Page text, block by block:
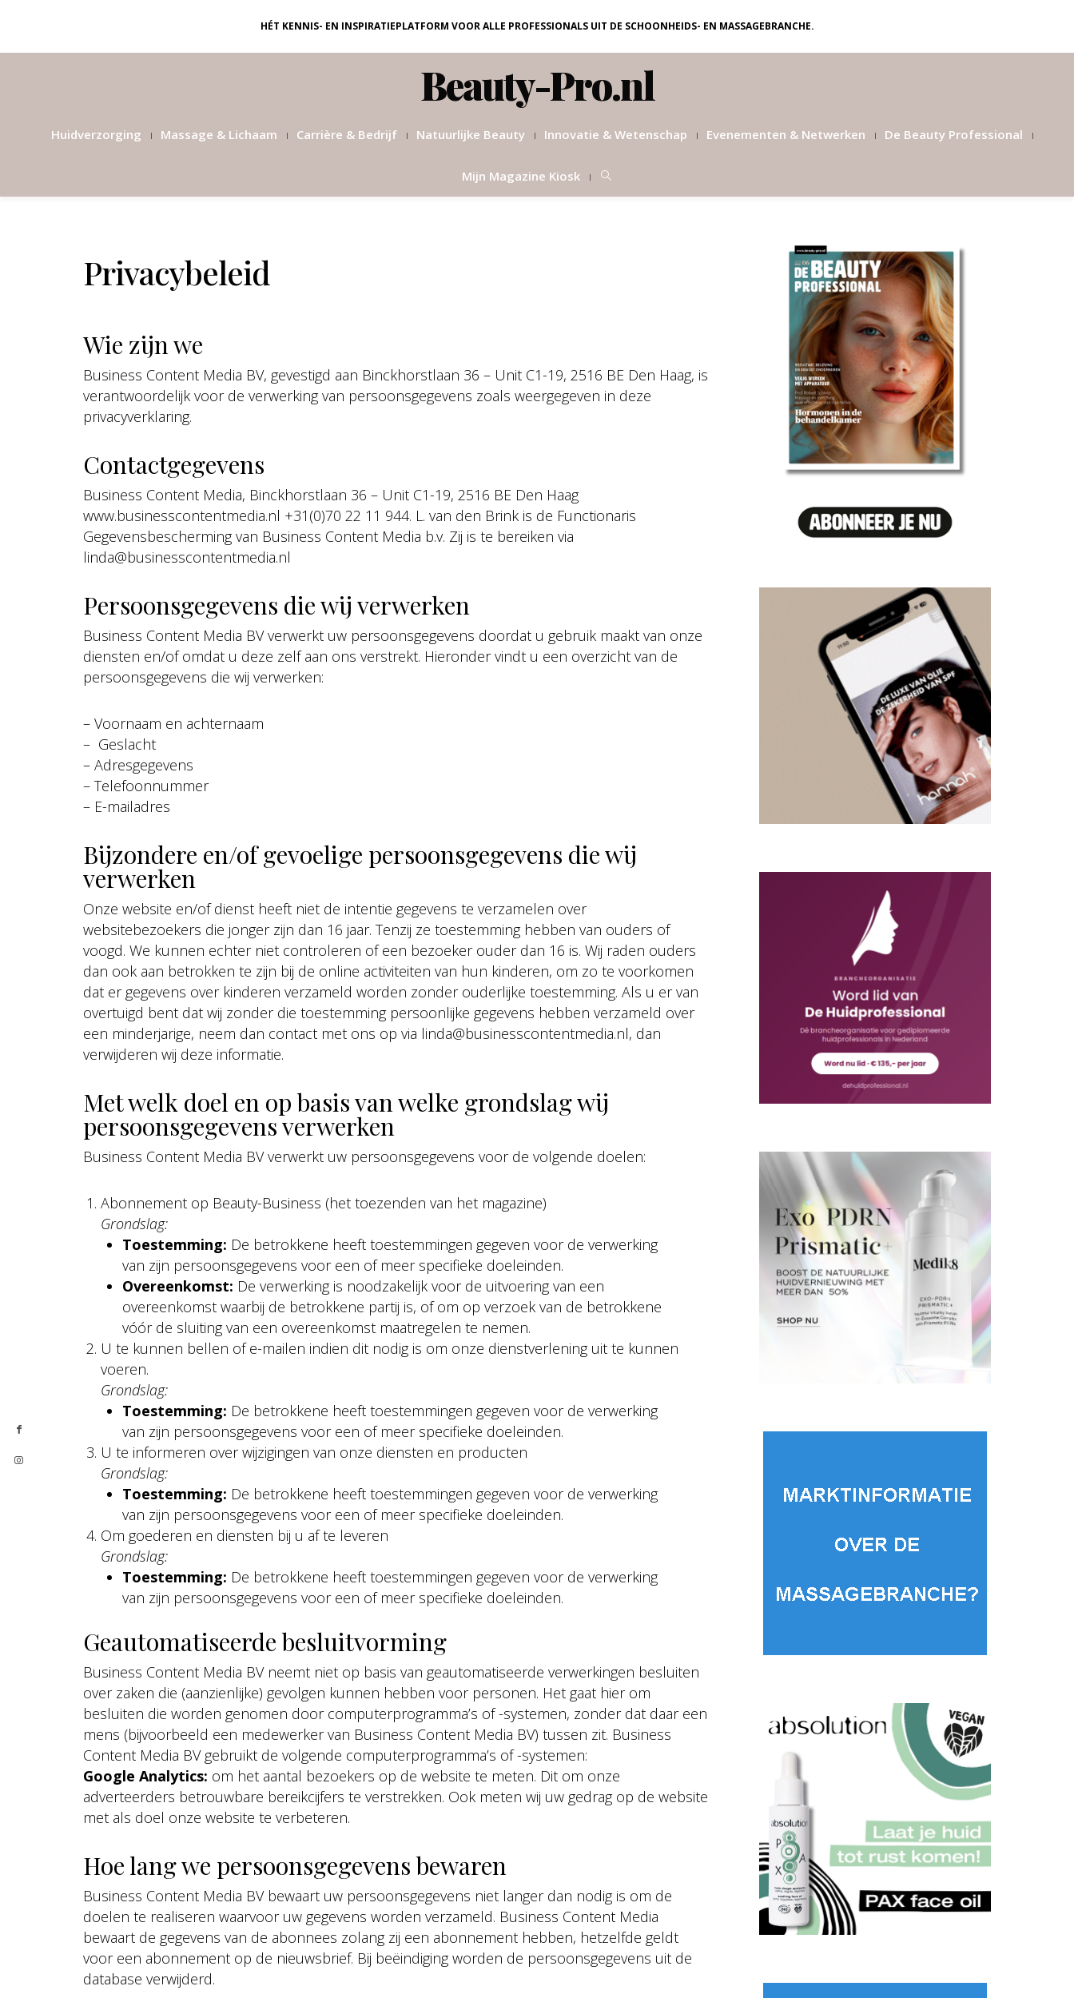
HÉT KENNIS- EN INSPIRATIEPLATFORM VOOR ALLE PROFESSIONALS UIT DE SCHOONHEIDS- EN MASSAGEBRANCHE.
Beauty-Pro.nl
Huidverzorging Massage & Lichaam Carrière & Bedrijf Natuurlijke Beauty Innovatie & Wetenschap Evenementen & Netwerken De Beauty Professional
Mijn Magazine Kiosk
Privacybeleid
Wie zijn we
Business Content Media BV, gevestigd aan Binckhorstlaan 36 – Unit C1-19, 2516 BE Den Haag, is
verantwoordelijk voor de verwerking van persoonsgegevens zoals weergegeven in deze
privacyverklaring.
Contactgegevens
Business Content Media, Binckhorstlaan 36 – Unit C1-19, 2516 BE Den Haag
www.businesscontentmedia.nl +31(0)70 22 11 944. L. van den Brink is de Functionaris
Gegevensbescherming van Business Content Media b.v. Zij is te bereiken via
linda@businesscontentmedia.nl
Persoonsgegevens die wij verwerken
Business Content Media BV verwerkt uw persoonsgegevens doordat u gebruik maakt van onze
diensten en/of omdat u deze zelf aan ons verstrekt. Hieronder vindt u een overzicht van de
persoonsgegevens die wij verwerken:
– Voornaam en achternaam
– Geslacht
– Adresgegevens
– Telefoonnummer
– E-mailadres
Bijzondere en/of gevoelige persoonsgegevens die wij
verwerken
Onze website en/of dienst heeft niet de intentie gegevens te verzamelen over
websitebezoekers die jonger zijn dan 16 jaar. Tenzij ze toestemming hebben van ouders of
voogd. We kunnen echter niet controleren of een bezoeker ouder dan 16 is. Wij raden ouders
dan ook aan betrokken te zijn bij de online activiteiten van hun kinderen, om zo te voorkomen
dat er gegevens over kinderen verzameld worden zonder ouderlijke toestemming. Als u er van
overtuigd bent dat wij zonder die toestemming persoonlijke gegevens hebben verzameld over
een minderjarige, neem dan contact met ons op via linda@businesscontentmedia.nl, dan
verwijderen wij deze informatie.
Met welk doel en op basis van welke grondslag wij
persoonsgegevens verwerken
Business Content Media BV verwerkt uw persoonsgegevens voor de volgende doelen:
Abonnement op Beauty-Business (het toezenden van het magazine)
Grondslag:
Toestemming: De betrokkene heeft toestemmingen gegeven voor de verwerking
van zijn persoonsgegevens voor een of meer specifieke doeleinden.
Overeenkomst: De verwerking is noodzakelijk voor de uitvoering van een
overeenkomst waarbij de betrokkene partij is, of om op verzoek van de betrokkene
vóór de sluiting van een overeenkomst maatregelen te nemen.
U te kunnen bellen of e-mailen indien dit nodig is om onze dienstverlening uit te kunnen
voeren.
Grondslag:
Toestemming: De betrokkene heeft toestemmingen gegeven voor de verwerking
van zijn persoonsgegevens voor een of meer specifieke doeleinden.
U te informeren over wijzigingen van onze diensten en producten
Grondslag:
Toestemming: De betrokkene heeft toestemmingen gegeven voor de verwerking
van zijn persoonsgegevens voor een of meer specifieke doeleinden.
Om goederen en diensten bij u af te leveren
Grondslag:
Toestemming: De betrokkene heeft toestemmingen gegeven voor de verwerking
van zijn persoonsgegevens voor een of meer specifieke doeleinden.
Geautomatiseerde besluitvorming
Business Content Media BV neemt niet op basis van geautomatiseerde verwerkingen besluiten
over zaken die (aanzienlijke) gevolgen kunnen hebben voor personen. Het gaat hier om
besluiten die worden genomen door computerprogramma’s of -systemen, zonder dat daar een
mens (bijvoorbeeld een medewerker van Business Content Media BV) tussen zit. Business
Content Media BV gebruikt de volgende computerprogramma’s of -systemen:
Google Analytics: om het aantal bezoekers op de website te meten. Dit om onze
adverteerders betrouwbare bereikcijfers te verstrekken. Ook meten wij uw gedrag op de website
met als doel onze website te verbeteren.
Hoe lang we persoonsgegevens bewaren
Business Content Media BV bewaart uw persoonsgegevens niet langer dan nodig is om de
doelen te realiseren waarvoor uw gegevens worden verzameld. Business Content Media
bewaart de gegevens van de abonnees zolang zij een abonnement hebben, hetzelfde geldt
voor een abonnement op de nieuwsbrief. Bij beëindiging worden de persoonsgegevens uit de
database verwijderd.